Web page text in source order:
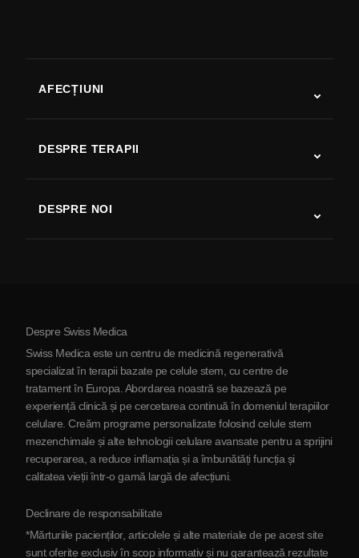
AFECȚIUNI
Boala Parkinson
Artrită
DESPRE TERAPII
DESPRE NOI
Despre Serbia
Parteneriat
Contactaţi-ne
Despre Swiss Medica
Swiss Medica este un centru de medicină regenerativă
specializat în terapii bazate pe celule stem, cu centre de
tratament în Europa. Abordarea noastră se bazează pe
experiență clinică și pe cercetarea continuă în domeniul terapiilor
celulare. Creăm programe personalizate folosind celule stem
mezenchimale și alte tehnologii celulare avansate pentru a sprijini
recuperarea, a reduce inflamația și a îmbunătăți funcția și
calitatea vieții într-o gamă largă de afecțiuni.
Declinare de responsabilitate
*Mărturiile pacienților, articolele și alte materiale de pe acest site
sunt oferite exclusiv în scop informativ și nu garantează rezultate